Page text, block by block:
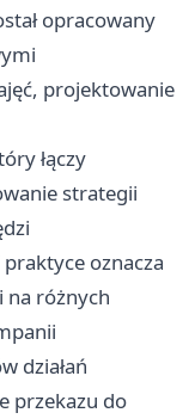
opracowany
projektowanie
łączy
strategii
oznacza
na różnych
działań
przekazu do